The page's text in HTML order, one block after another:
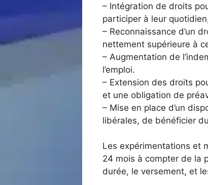
– Intégration de droits
participer à leur
– Reconnaissance d’un
nettement supérieure à
– Augmentation de
l’emploi.
– Extension des droits
et une obligation de
– Mise en place d’un
libérales, de bénéficier
Les expérimentations et
24 mois à compter de la
durée, le versement, et